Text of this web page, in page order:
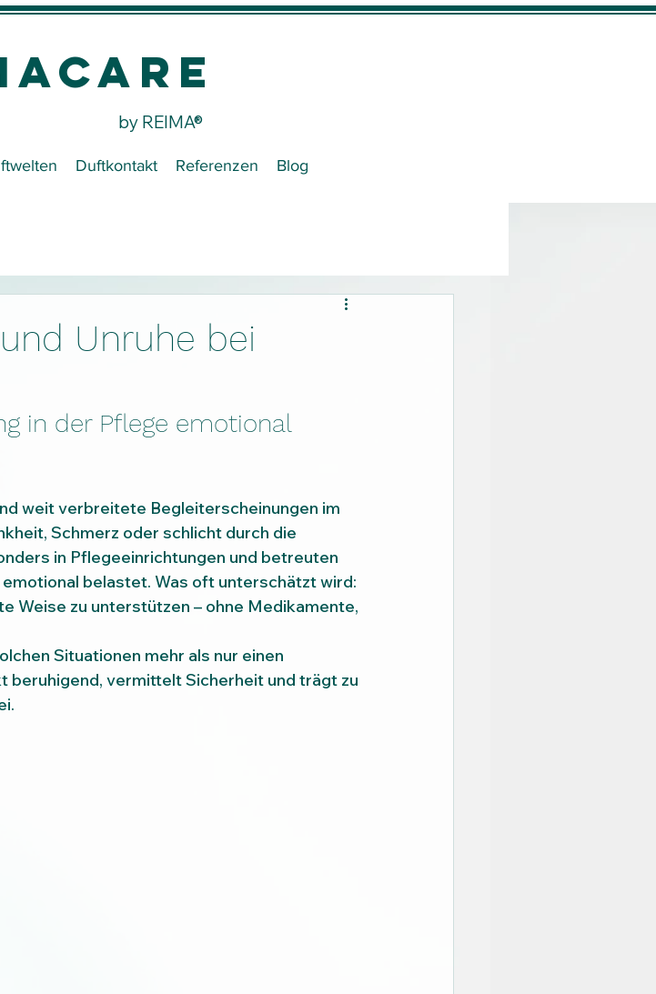
by REIMA®
Duftkontakt Referenzen Blog
Unruhe bei
in der Pflege emotional
weit verbreitete Begleiterscheinungen im
Schmerz oder schlicht durch die
in Pflegeeinrichtungen und betreuten
belastet. Was oft unterschätzt wird:
Weise zu unterstützen – ohne Medikamente,
Situationen mehr als nur einen
beruhigend, vermittelt Sicherheit und trägt zu